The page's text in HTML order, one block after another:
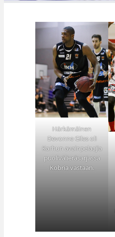
Härkämäinen
Devonne Giles oli
Karhun avainpelaajia
puolivälieräsarjassa
Kobria vastaan.